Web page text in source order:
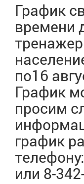
График
времени
по16
График
просим
график
или 8-